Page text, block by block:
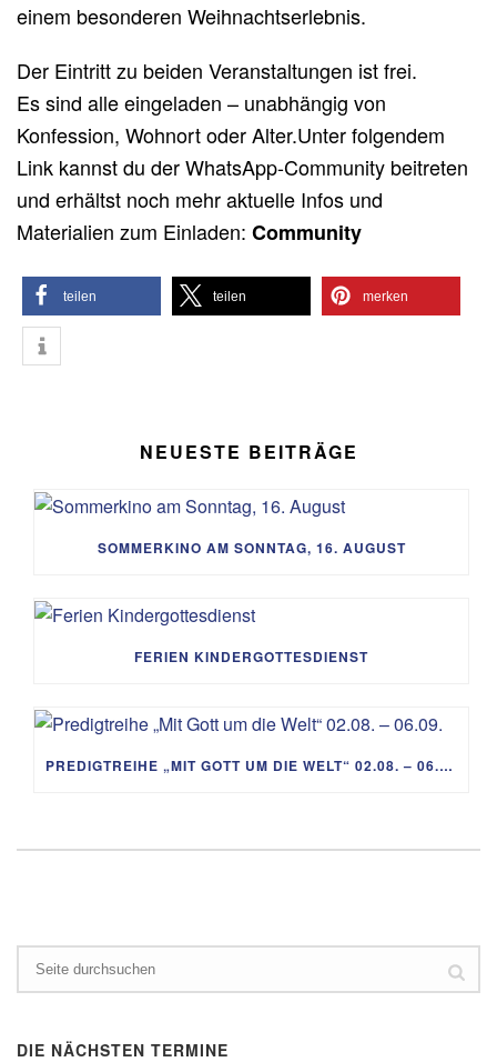
einem besonderen Weihnachtserlebnis.
Der Eintritt zu beiden Veranstaltungen ist frei.
Es sind alle eingeladen – unabhängig von
Konfession, Wohnort oder Alter.Unter folgendem
Link kannst du der WhatsApp-Community beitreten
und erhältst noch mehr aktuelle Infos und
Materialien zum Einladen: Community
teilen teilen merken
NEUESTE BEITRÄGE
SOMMERKINO AM SONNTAG, 16. AUGUST
FERIEN KINDERGOTTESDIENST
PREDIGTREIHE „MIT GOTT UM DIE WELT“ 02.08. – 06.09.
DIE NÄCHSTEN TERMINE